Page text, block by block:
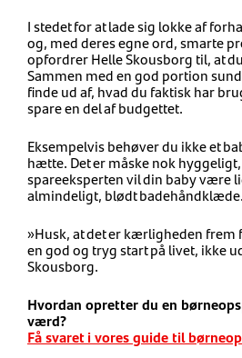
I stedet for at lade sig lokke af
og, med deres egne ord, smarte
opfordrer Helle Skousborg til, at
Sammen med en god portion
finde ud af, hvad du faktisk har
spare en del af budgettet.
Eksempelvis behøver du ikke et
hætte. Det er måske nok
spareeksperten vil din baby være
almindeligt, blødt
»Husk, at det er kærligheden frem
en god og tryg start på livet, ikke
Skousborg.
Hvordan opretter du en
værd?
Få svaret i vores guide til